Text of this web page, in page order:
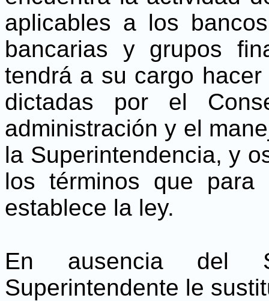
aplicables a los
bancarias y grupos
tendrá a su cargo
dictadas por el
administración y el
la Superintendencia, y
los términos que
establece la ley.
En ausencia del
Superintendente le